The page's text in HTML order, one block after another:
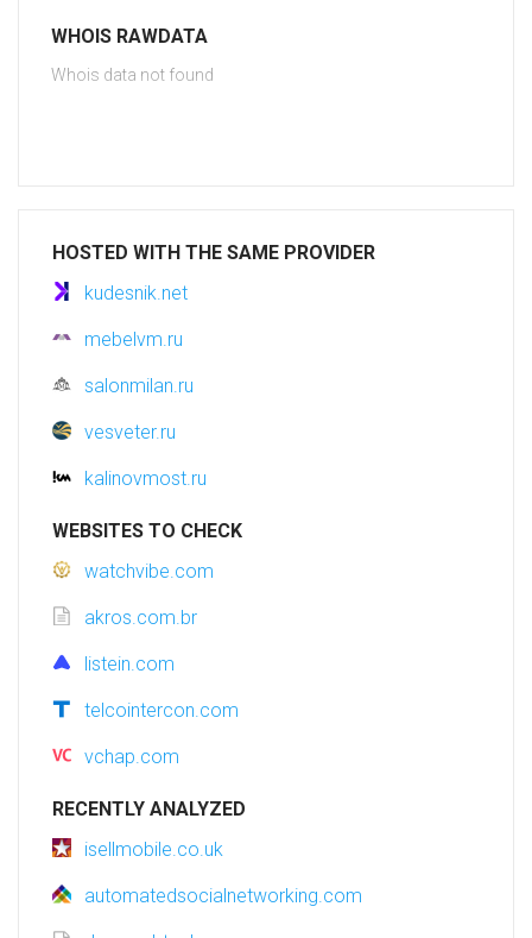
WHOIS RAWDATA
Whois data not found
HOSTED WITH THE SAME PROVIDER
kudesnik.net
mebelvm.ru
salonmilan.ru
vesveter.ru
kalinovmost.ru
WEBSITES TO CHECK
watchvibe.com
akros.com.br
listein.com
telcointercon.com
vchap.com
RECENTLY ANALYZED
isellmobile.co.uk
automatedsocialnetworking.com